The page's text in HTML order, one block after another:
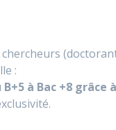
:
à Bac +8 grâce à